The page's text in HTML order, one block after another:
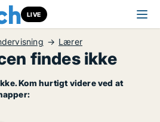
LIVE
Lærer
findes ikke
Kom hurtigt videre ved at